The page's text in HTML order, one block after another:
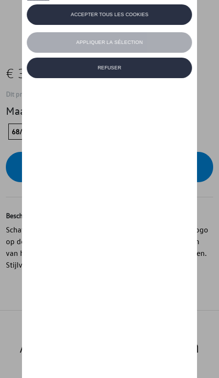
€ 35,01
Dit product is momenteel niet op stock
Maat
68/74
Beschrijving
Schattig rode babyromper met een groot verticaal GTI-logo
op de voorkant en een klein GTI-logo op de rug. Voorzien
van handige drukknoopsluiting voor makkelijk verschonen.
Stijlvol en comfortabel voor de kleintjes.
Aanbevolen producten